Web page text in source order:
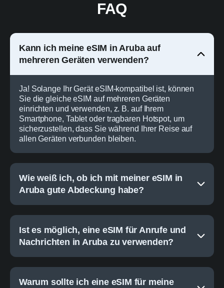
FAQ
Kann ich meine eSIM in Aruba auf
mehreren Geräten verwenden?
Ja! Solange Ihr Gerät eSIM-kompatibel ist, können
Sie die gleiche eSIM auf mehreren Geräten
einrichten und verwenden, z. B. auf Ihrem
Smartphone, Tablet oder tragbaren Hotspot, um
sicherzustellen, dass Sie während Ihrer Reise auf
allen Geräten verbunden bleiben.
Wie weiß ich, ob ich mit meiner eSIM in
Aruba gute Abdeckung habe?
Ist es möglich, eine eSIM für Anrufe und
Nachrichten in Aruba zu verwenden?
Warum sollte ich eine eSIM für meine